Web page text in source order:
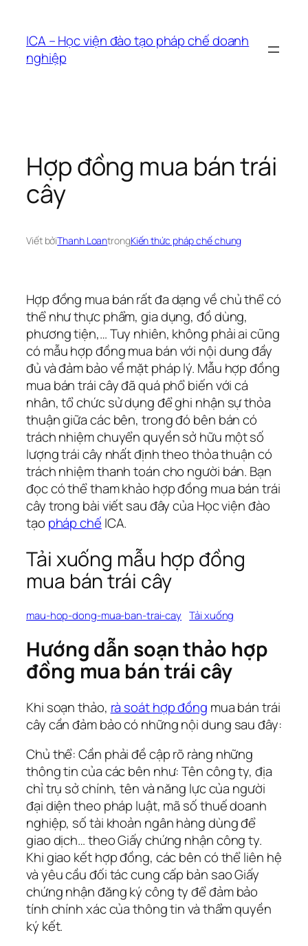
phầnICA – Học viện đào tạo pháp chế doanh
nghiệp
Hợp đồng mua bán trái
cây
Viết bởiThanh LoantrongKiến thức pháp chế chung
Hợp đồng mua bán rất đa dạng về chủ thể có
thể như thực phẩm, gia dụng, đồ dùng,
phương tiện,… Tuy nhiên, không phải ai cũng
có mẫu hợp đồng mua bán với nội dung đầy
đủ và đảm bảo về mặt pháp lý. Mẫu hợp đồng
mua bán trái cây đã quá phổ biến với cá
nhân, tổ chức sử dụng để ghi nhận sự thỏa
thuận giữa các bên, trong đó bên bán có
trách nhiệm chuyển quyền sở hữu một số
lượng trái cây nhất định theo thỏa thuận có
trách nhiệm thanh toán cho người bán. Bạn
đọc có thể tham khảo hợp đồng mua bán trái
cây trong bài viết sau đây của Học viện đào
tạo pháp chế ICA.
Tải xuống mẫu hợp đồng
mua bán trái cây
mau-hop-dong-mua-ban-trai-cay Tải xuống
Hướng dẫn soạn thảo hợp
đồng mua bán trái cây
Khi soạn thảo, rà soát hợp đồng mua bán trái
cây cần đảm bảo có những nội dung sau đây:
Chủ thể: Cần phải đề cập rõ ràng những
thông tin của các bên như: Tên công ty, địa
chỉ trụ sở chính, tên và năng lực của người
đại diện theo pháp luật, mã số thuế doanh
nghiệp, số tài khoản ngân hàng dùng để
giao dịch… theo Giấy chứng nhận công ty.
Khi giao kết hợp đồng, các bên có thể liên hệ
và yêu cầu đối tác cung cấp bản sao Giấy
chứng nhận đăng ký công ty để đảm bảo
tính chính xác của thông tin và thẩm quyền
ký kết.